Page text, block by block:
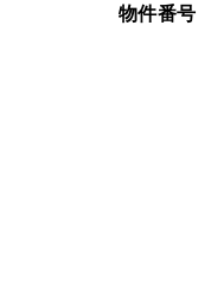
物件番号